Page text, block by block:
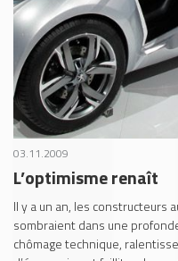
03.11.2009
L’optimisme renaît
Il y a un an, les constructeurs
sombraient dans une
chômage technique,